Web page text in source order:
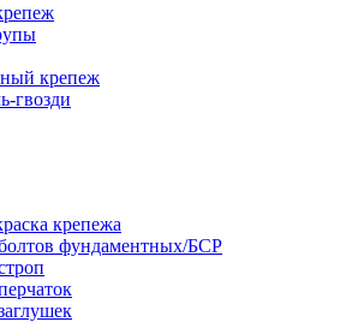
крепеж
гвозди
крепежа
фундаментных/БСР